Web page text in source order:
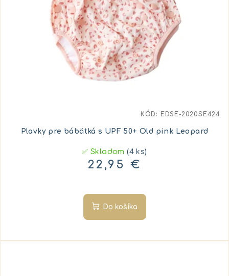
Plavky pre bábätká s UPF 50+ Old pink Leopard
✅ Skladom(4 ks)
22,95 €
Do košíka
KÓD: EDSE-2020SE424